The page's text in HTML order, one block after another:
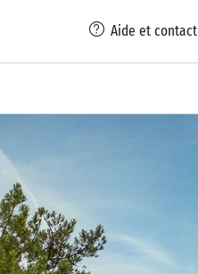
Aide et contact